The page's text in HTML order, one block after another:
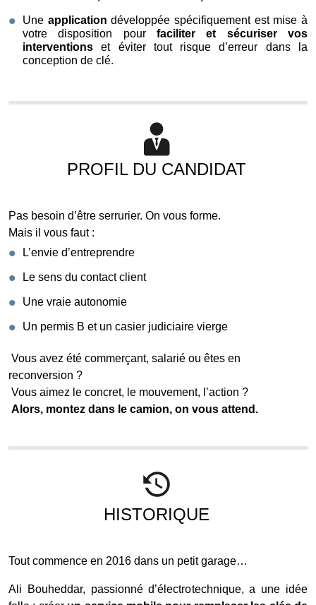
Une application développée spécifiquement est mise à
votre disposition pour faciliter et sécuriser vos
interventions et éviter tout risque d’erreur dans la
conception de clé.
PROFIL DU CANDIDAT
Pas besoin d’être serrurier. On vous forme.
Mais il vous faut :
L’envie d’entreprendre
Le sens du contact client
Une vraie autonomie
Un permis B et un casier judiciaire vierge
Vous avez été commerçant, salarié ou êtes en
reconversion ?
Vous aimez le concret, le mouvement, l’action ?
Alors, montez dans le camion, on vous attend.
HISTORIQUE
Tout commence en 2016 dans un petit garage…
Ali Bouheddar, passionné d’électrotechnique, a une idée